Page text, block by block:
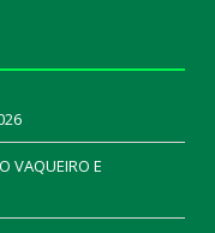
VAQUEIRO E